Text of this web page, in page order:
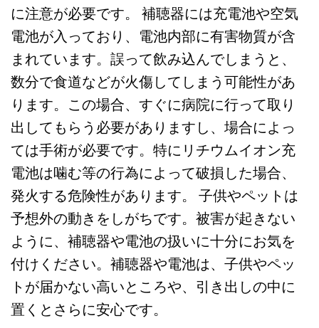
に注意が必要です。 補聴器には充電池や空気
電池が入っており、電池内部に有害物質が含
まれています。誤って飲み込んでしまうと、
数分で食道などが火傷してしまう可能性があ
ります。この場合、すぐに病院に行って取り
出してもらう必要がありますし、場合によっ
ては手術が必要です。特にリチウムイオン充
電池は噛む等の行為によって破損した場合、
発火する危険性があります。 子供やペットは
予想外の動きをしがちです。被害が起きない
ように、補聴器や電池の扱いに十分にお気を
付けください。補聴器や電池は、子供やペッ
トが届かない高いところや、引き出しの中に
置くとさらに安心です。